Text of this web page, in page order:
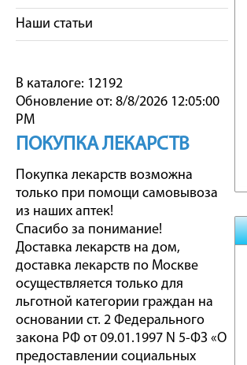
Наши статьи
В каталоге: 12192
Обновление от: 8/8/2026 12:05:00
PM
ПОКУПКА ЛЕКАРСТВ
Покупка лекарств возможна
только при помощи самовывоза
из наших аптек!
Спасибо за понимание!
Доставка лекарств на дом,
доставка лекарств по Москве
осуществляется только для
льготной категории граждан на
основании ст. 2 Федерального
закона РФ от 09.01.1997 N 5-ФЗ «О
предоставлении социальных